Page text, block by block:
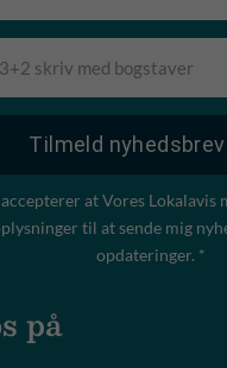
accepterer at Vores Lokalavis
til at sende mig
opdateringer. *
på